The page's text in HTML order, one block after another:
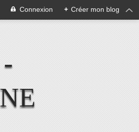
Connexion + Créer mon blog